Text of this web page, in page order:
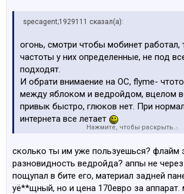
specagent;1929111 сказал(а):
огонь, смотри чтобы мобинет работал,
частоты у них определенные, не под
подходят.
И обрати внимаение на ОС, flyme-
между яблоком и ведройдом, вцелом
привык быстро, глюков нет. При
интернета все летает
как двусимчная рабочая труба - гуд,
Нажмите, чтобы раскрыть...
сколько ты им уже пользуешься? флайм
разновидность ведройда? аппы не через
пощупал в бите его, материал задней
уё**щный, но и цена 170евро за аппарат.